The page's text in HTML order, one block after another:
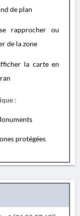
de plan
rapprocher ou
de la zone
la carte en
:
protégées